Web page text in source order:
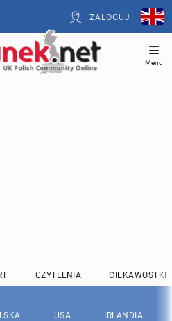
ZALOGUJ
Menu
CZYTELNIA CIEKAWOSTKI
USA IRLANDIA